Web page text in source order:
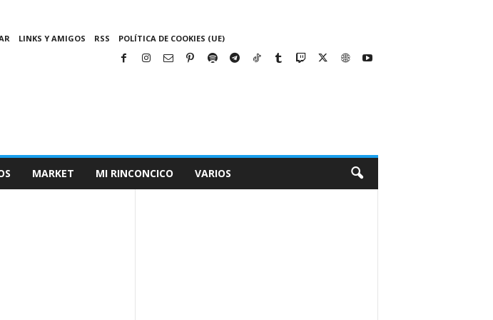
LINKS Y AMIGOS RSS POLÍTICA DE COOKIES (UE)
MARKET MI RINCONCICO VARIOS